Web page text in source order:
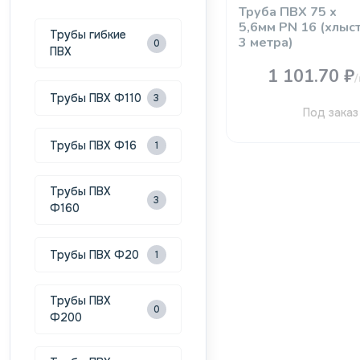
Трубы гибкие
ПВХ
0
Трубы ПВХ Ф110 3
Трубы ПВХ Ф16 1
Трубы ПВХ
Ф160
3
Трубы ПВХ Ф20 1
Трубы ПВХ
Ф200
0
Труба ПВХ 75 х
5,6мм PN 16
3 метра)
1 101.70 ₽
Под заказ